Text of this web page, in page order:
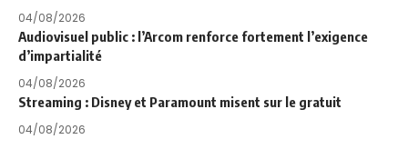
04/08/2026
Audiovisuel public : l’Arcom renforce fortement l’exigence
d’impartialité
04/08/2026
Streaming : Disney et Paramount misent sur le gratuit
04/08/2026